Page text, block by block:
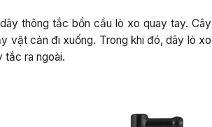
thông tắc bồn cầu lò xo quay tay. Cây
vật cản đi xuống. Trong khi đó, dây lò xo
tắc ra ngoài.